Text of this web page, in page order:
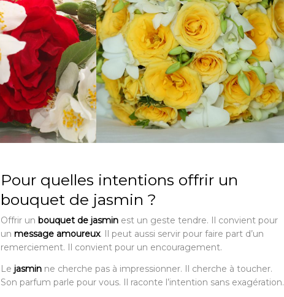
Pour quelles intentions offrir un
bouquet de jasmin ?
Offrir un bouquet de jasminest un geste tendre. Il convient pour
un message amoureux. Il peut aussi servir pour faire part d’un
remerciement. Il convient pour un encouragement.
Le jasminne cherche pas à impressionner. Il cherche à toucher.
Son parfum parle pour vous. Il raconte l’intention sans exagération.